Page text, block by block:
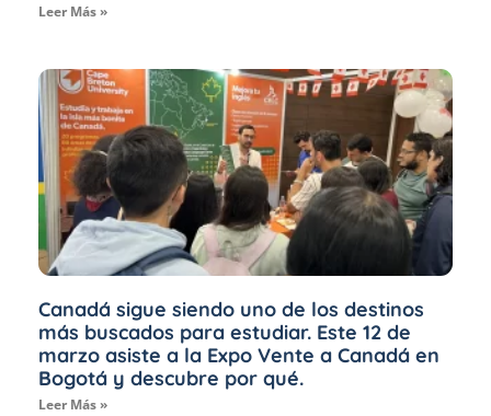
Leer Más »
Canadá sigue siendo uno de los destinos
más buscados para estudiar. Este 12 de
marzo asiste a la Expo Vente a Canadá en
Bogotá y descubre por qué.
Leer Más »